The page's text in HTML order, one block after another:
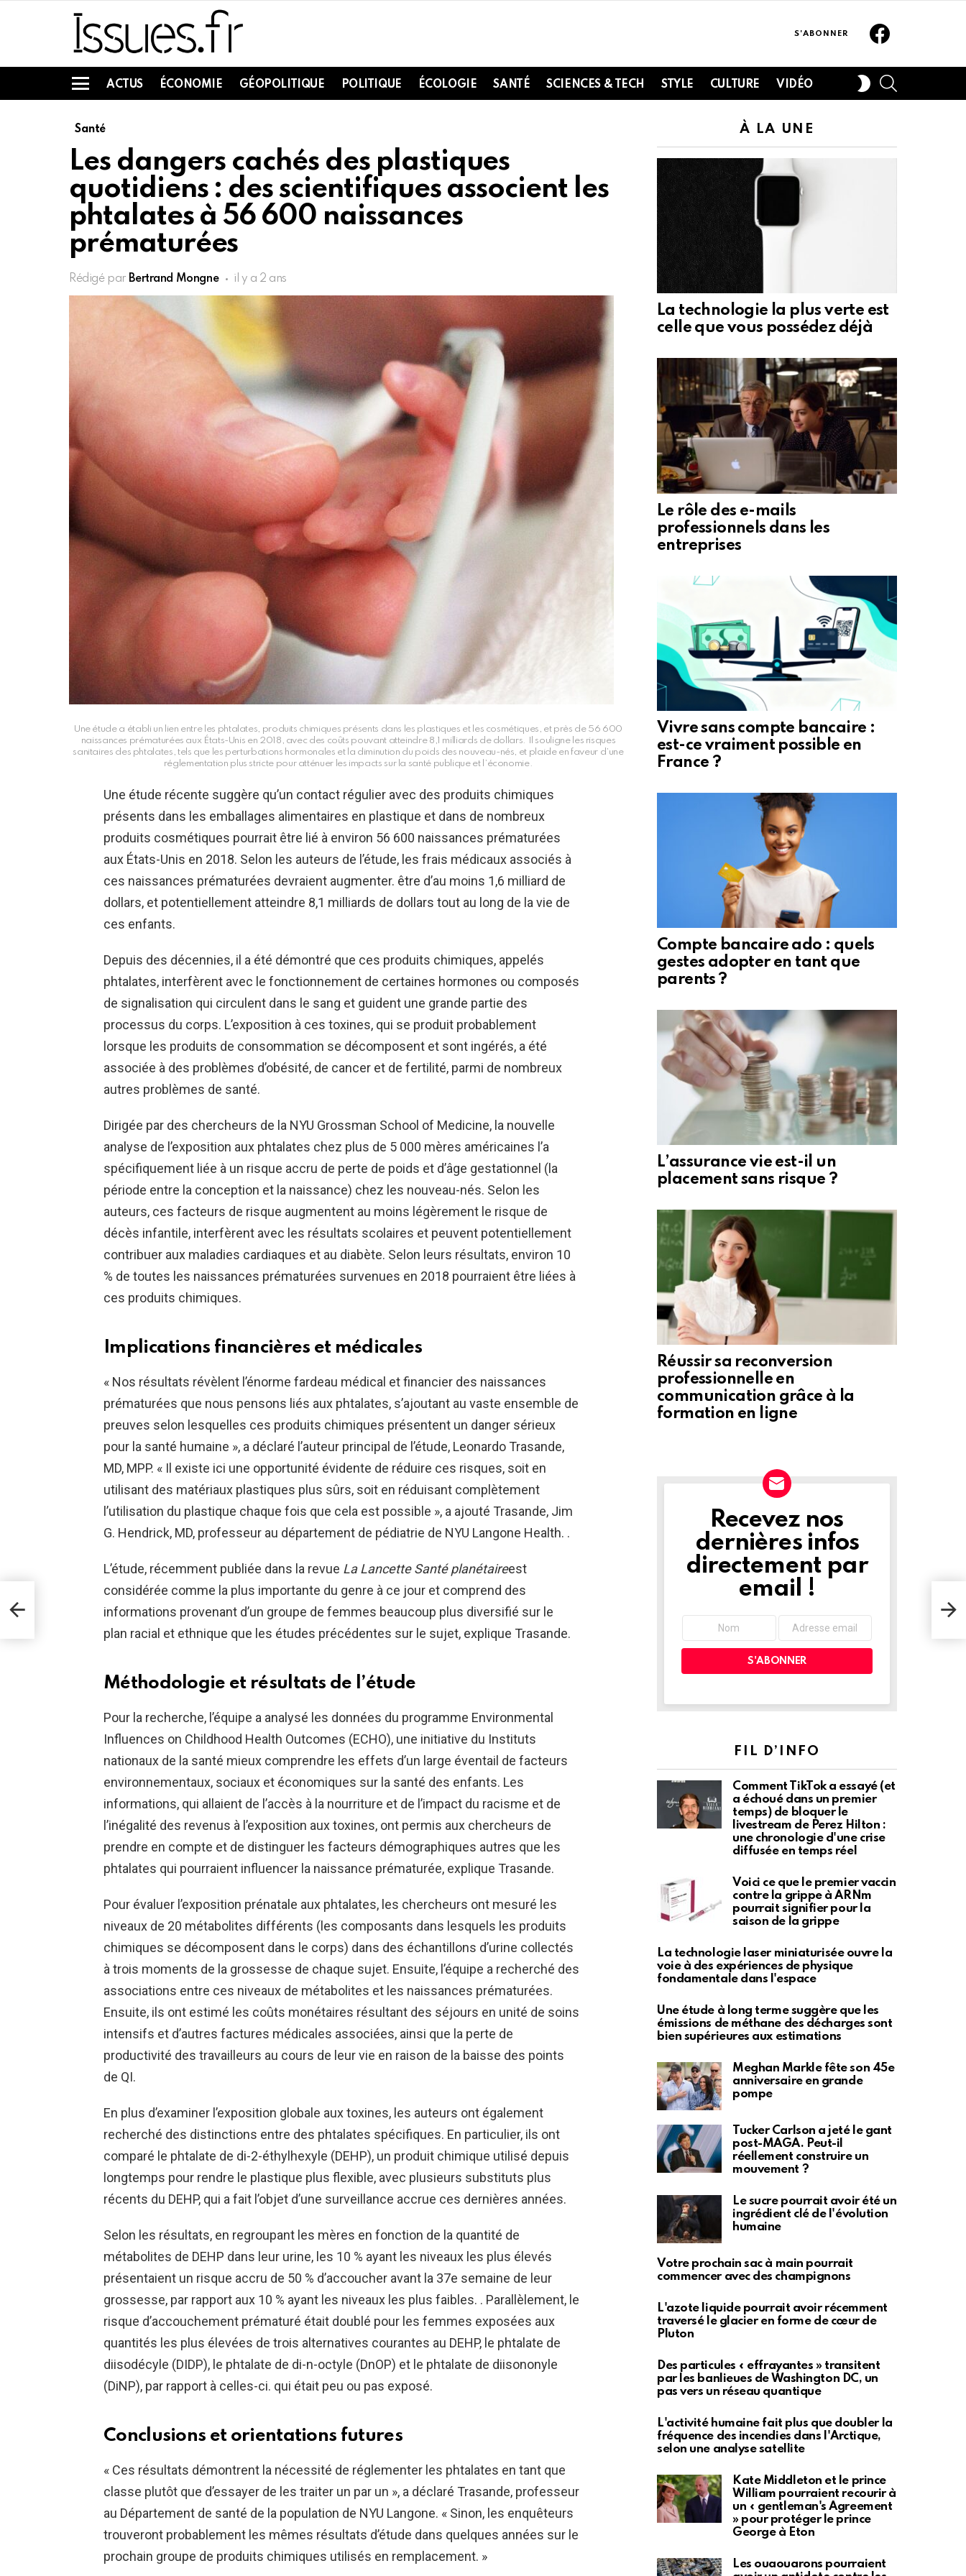
S'ABONNER
Menu
ACTUS ÉCONOMIE GÉOPOLITIQUE POLITIQUE ÉCOLOGIE SANTÉ SCIENCES & TECH STYLE CULTURE VIDÉO
SWITCH
SKIN
Santé
Les dangers cachés des plastiques
quotidiens : des scientifiques associent les
phtalates à 56 600 naissances
prématurées
Rédigé par Bertrand Mongne il y a 2 ans
Une étude a établi un lien entre les phtalates, produits chimiques présents dans les plastiques et les cosmétiques, et près de 56 600
naissances prématurées aux États-Unis en 2018, avec des coûts pouvant atteindre 8,1 milliards de dollars. Il souligne les risques
sanitaires des phtalates, tels que les perturbations hormonales et la diminution du poids des nouveau-nés, et plaide en faveur d’une
réglementation plus stricte pour atténuer les impacts sur la santé publique et l’économie.
Une étude récente suggère qu’un contact régulier avec des produits chimiques
présents dans les emballages alimentaires en plastique et dans de nombreux
produits cosmétiques pourrait être lié à environ 56 600 naissances prématurées
aux États-Unis en 2018. Selon les auteurs de l’étude, les frais médicaux associés à
ces naissances prématurées devraient augmenter. être d’au moins 1,6 milliard de
dollars, et potentiellement atteindre 8,1 milliards de dollars tout au long de la vie de
ces enfants.
Depuis des décennies, il a été démontré que ces produits chimiques, appelés
phtalates, interfèrent avec le fonctionnement de certaines hormones ou composés
de signalisation qui circulent dans le sang et guident une grande partie des
processus du corps. L’exposition à ces toxines, qui se produit probablement
lorsque les produits de consommation se décomposent et sont ingérés, a été
associée à des problèmes d’obésité, de cancer et de fertilité, parmi de nombreux
autres problèmes de santé.
Dirigée par des chercheurs de la NYU Grossman School of Medicine, la nouvelle
analyse de l’exposition aux phtalates chez plus de 5 000 mères américaines l’a
spécifiquement liée à un risque accru de perte de poids et d’âge gestationnel (la
période entre la conception et la naissance) chez les nouveau-nés. Selon les
auteurs, ces facteurs de risque augmentent au moins légèrement le risque de
décès infantile, interfèrent avec les résultats scolaires et peuvent potentiellement
contribuer aux maladies cardiaques et au diabète. Selon leurs résultats, environ 10
% de toutes les naissances prématurées survenues en 2018 pourraient être liées à
ces produits chimiques.
Implications financières et médicales
« Nos résultats révèlent l’énorme fardeau médical et financier des naissances
prématurées que nous pensons liés aux phtalates, s’ajoutant au vaste ensemble de
preuves selon lesquelles ces produits chimiques présentent un danger sérieux
pour la santé humaine », a déclaré l’auteur principal de l’étude, Leonardo Trasande,
MD, MPP. « Il existe ici une opportunité évidente de réduire ces risques, soit en
utilisant des matériaux plastiques plus sûrs, soit en réduisant complètement
l’utilisation du plastique chaque fois que cela est possible », a ajouté Trasande, Jim
G. Hendrick, MD, professeur au département de pédiatrie de NYU Langone Health. .
L’étude, récemment publiée dans la revue La LancetteSanté planétaireest
considérée comme la plus importante du genre à ce jour et comprend des
informations provenant d’un groupe de femmes beaucoup plus diversifié sur le
plan racial et ethnique que les études précédentes sur le sujet, explique Trasande.
Méthodologie et résultats de l’étude
Pour la recherche, l’équipe a analysé les données du programme Environmental
Influences on Childhood Health Outcomes (ECHO), une initiative du Instituts
nationaux de la santé mieux comprendre les effets d’un large éventail de facteurs
environnementaux, sociaux et économiques sur la santé des enfants. Les
informations, qui allaient de l’accès à la nourriture et de l’impact du racisme et de
l’inégalité des revenus à l’exposition aux toxines, ont permis aux chercheurs de
prendre en compte et de distinguer les facteurs démographiques autres que les
phtalates qui pourraient influencer la naissance prématurée, explique Trasande.
Pour évaluer l’exposition prénatale aux phtalates, les chercheurs ont mesuré les
niveaux de 20 métabolites différents (les composants dans lesquels les produits
chimiques se décomposent dans le corps) dans des échantillons d’urine collectés
à trois moments de la grossesse de chaque sujet. Ensuite, l’équipe a recherché des
associations entre ces niveaux de métabolites et les naissances prématurées.
Ensuite, ils ont estimé les coûts monétaires résultant des séjours en unité de soins
intensifs et d’autres factures médicales associées, ainsi que la perte de
productivité des travailleurs au cours de leur vie en raison de la baisse des points
de QI.
En plus d’examiner l’exposition globale aux toxines, les auteurs ont également
recherché des distinctions entre des phtalates spécifiques. En particulier, ils ont
comparé le phtalate de di-2-éthylhexyle (DEHP), un produit chimique utilisé depuis
longtemps pour rendre le plastique plus flexible, avec plusieurs substituts plus
récents du DEHP, qui a fait l’objet d’une surveillance accrue ces dernières années.
Selon les résultats, en regroupant les mères en fonction de la quantité de
métabolites de DEHP dans leur urine, les 10 % ayant les niveaux les plus élevés
présentaient un risque accru de 50 % d’accoucher avant la 37e semaine de leur
grossesse, par rapport aux 10 % ayant les niveaux les plus faibles. . Parallèlement, le
risque d’accouchement prématuré était doublé pour les femmes exposées aux
quantités les plus élevées de trois alternatives courantes au DEHP, le phtalate de
diisodécyle (DIDP), le phtalate de di-n-octyle (DnOP) et le phtalate de diisononyle
(DiNP), par rapport à celles-ci. qui était peu ou pas exposé.
Conclusions et orientations futures
« Ces résultats démontrent la nécessité de réglementer les phtalates en tant que
classe plutôt que d’essayer de les traiter un par un », a déclaré Trasande, professeur
au Département de santé de la population de NYU Langone. « Sinon, les enquêteurs
trouveront probablement les mêmes résultats d’étude dans quelques années sur le
prochain groupe de produits chimiques utilisés en remplacement. »
la
À LA UNE
La technologie la plus verte est
celle que vous possédez déjà
Le rôle des e-mails
professionnels dans les
entreprises
Vivre sans compte bancaire :
est-ce vraiment possible en
France ?
Compte bancaire ado : quels
gestes adopter en tant que
parents ?
L’assurance vie est-il un
placement sans risque ?
Réussir sa reconversion
professionnelle en
communication grâce à la
formation en ligne
NEWSLETTER
Recevez nos
dernières infos
directement par
email !
FIL D’INFO
Comment TikTok a essayé (et
a échoué dans un premier
temps) de bloquer le
livestream de Perez Hilton :
une chronologie d'une crise
diffusée en temps réel
Voici ce que le premier vaccin
contre la grippe à ARNm
pourrait signifier pour la
saison de la grippe
La technologie laser miniaturisée ouvre la
voie à des expériences de physique
fondamentale dans l'espace
Une étude à long terme suggère que les
émissions de méthane des décharges sont
bien supérieures aux estimations
Meghan Markle fête son 45e
anniversaire en grande
pompe
Tucker Carlson a jeté le gant
post-MAGA. Peut-il
réellement construire un
mouvement ?
Le sucre pourrait avoir été un
ingrédient clé de l'évolution
humaine
Votre prochain sac à main pourrait
commencer avec des champignons
L'azote liquide pourrait avoir récemment
traversé le glacier en forme de cœur de
Pluton
Des particules « effrayantes » transitent
par les banlieues de Washington DC, un
pas vers un réseau quantique
L'activité humaine fait plus que doubler la
fréquence des incendies dans l'Arctique,
selon une analyse satellite
Kate Middleton et le prince
William pourraient recourir à
un « gentleman's Agreement
» pour protéger le prince
George à Eton
Les ouaouarons pourraient